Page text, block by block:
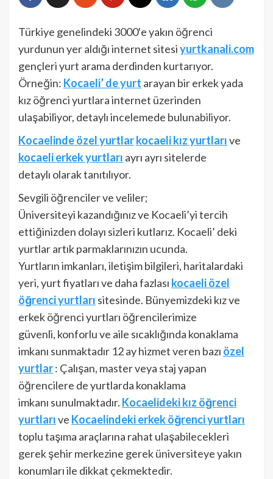
Türkiye genelindeki 3000′e yakın öğrenci
yurdunun yer aldığı internet sitesiyurtkanali.com
gençleri yurt arama derdinden kurtarıyor.
Örneğin: Kocaeli’ de yurt arayan bir erkek yada
kız öğrenci yurtlara internet üzerinden
ulaşabiliyor, detaylı incelemede bulunabiliyor.
Kocaelinde özel yurtlarkocaeli kız yurtlarıve
kocaeli erkek yurtları ayrı ayrı sitelerde
detaylı olarak tanıtılıyor.
Sevgili öğrenciler ve veliler;
Üniversiteyi kazandığınız ve Kocaeli’yi tercih
ettiğinizden dolayı sizleri kutlarız. Kocaeli’ deki
yurtlar artık parmaklarınızın ucunda.
Yurtların imkanları, iletişim bilgileri, haritalardaki
yeri, yurt fiyatları ve daha fazlası kocaeli özel
öğrenci yurtları sitesinde. Bünyemizdeki kız ve
erkek öğrenci yurtları öğrencilerimize
güvenli, konforlu ve aile sıcaklığında konaklama
imkanı sunmaktadır 12 ay hizmet veren bazı özel
yurtlar: Çalışan, master veya staj yapan
öğrencilere de yurtlarda konaklama
imkanı sunulmaktadır. Kocaelideki kız öğrenci
yurtlarıve Kocaelindeki erkek öğrenci yurtları
toplu taşıma araçlarına rahat ulaşabilecekleri
gerek şehir merkezine gerek üniversiteye yakın
konumları ile dikkat çekmektedir.